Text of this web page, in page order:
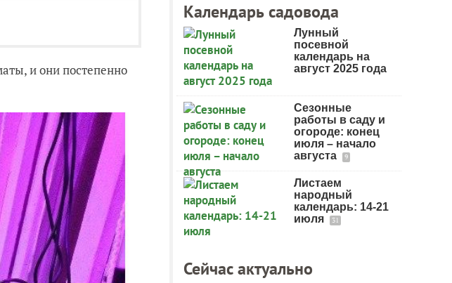
и они постепенно
Календарь садовода
Лунный
посевной
календарь на
август 2025 года
Сезонные
работы в саду и
огороде: конец
июля – начало
августа
9
Листаем
народный
календарь: 14-21
июля
31
Сейчас актуально